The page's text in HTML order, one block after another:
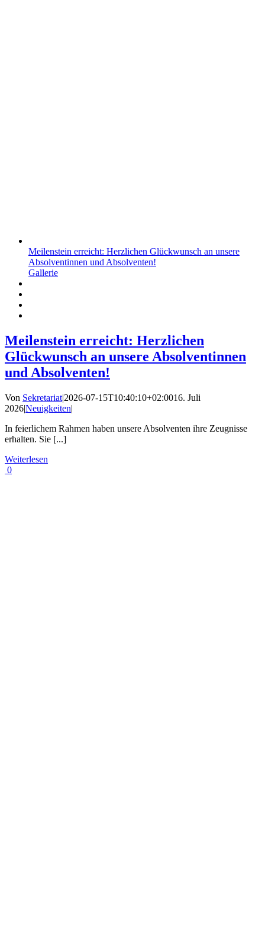
Meilenstein erreicht: Herzlichen Glückwunsch an unsere
Absolventinnen und Absolventen!
Gallerie
Meilenstein erreicht: Herzlichen
Glückwunsch an unsere Absolventinnen
und Absolventen!
Von Sekretariat|2026-07-15T10:40:10+02:0016. Juli
2026|Neuigkeiten|
In feierlichem Rahmen haben unsere Absolventen ihre Zeugnisse
erhalten. Sie [...]
Weiterlesen
0